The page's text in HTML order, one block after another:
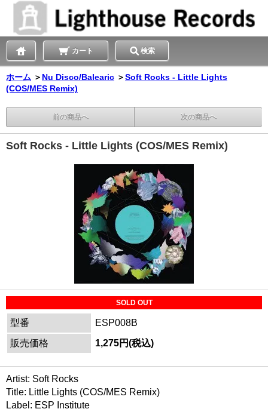
カート 検索
ホーム ＞ Nu Disco/Balearic ＞Soft Rocks - Little Lights
(COS/MES Remix)
前の商品へ 次の商品へ
Soft Rocks - Little Lights (COS/MES Remix)
SOLD OUT
型番
ESP008B
販売価格
1,275円(税込)
Artist: Soft Rocks
Title: Little Lights (COS/MES Remix)
Label: ESP Institute